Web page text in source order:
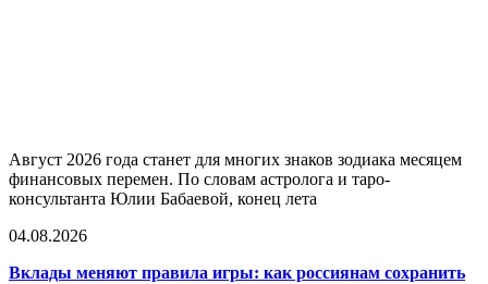
Август 2026 года станет для многих знаков зодиака месяцем
финансовых перемен. По словам астролога и таро-
консультанта Юлии Бабаевой, конец лета
04.08.2026
Вклады меняют правила игры: как россиянам сохранить